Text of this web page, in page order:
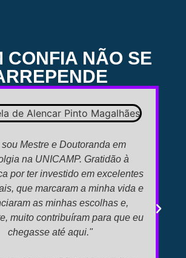
CONFIA NÃO SE
Mestre e Doutoranda em
na UNICAMP. Gratidão à
por ter investido em excelentes
que marcaram a minha vida e
as minhas escolhas e,
muito contribuíram para que eu
chegasse até aqui."